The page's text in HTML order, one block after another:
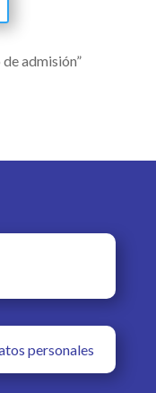
admisión”
personales